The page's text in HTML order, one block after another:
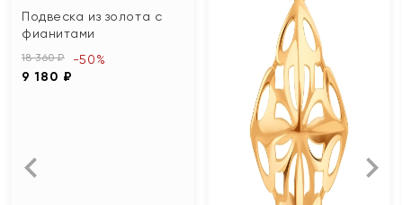
Подвеска из золота с
фианитами
18 360 ₽
9 180 ₽
-50%